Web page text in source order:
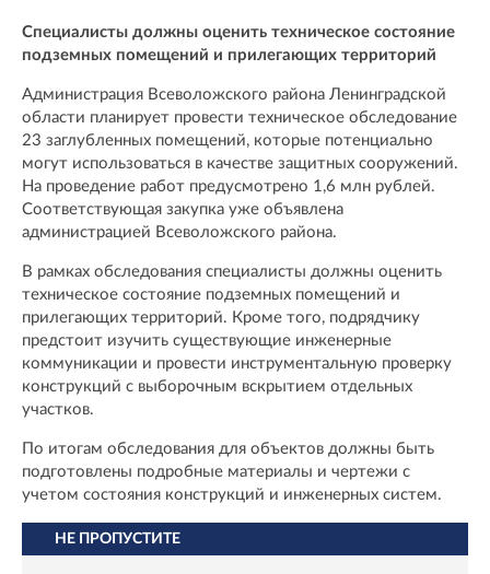
Специалисты должны оценить техническое состояние
подземных помещений и прилегающих территорий
Администрация Всеволожского района Ленинградской
области планирует провести техническое обследование
23 заглубленных помещений, которые потенциально
могут использоваться в качестве защитных сооружений.
На проведение работ предусмотрено 1,6 млн рублей.
Соответствующая закупка уже объявлена
администрацией Всеволожского района.
В рамках обследования специалисты должны оценить
техническое состояние подземных помещений и
прилегающих территорий. Кроме того, подрядчику
предстоит изучить существующие инженерные
коммуникации и провести инструментальную проверку
конструкций с выборочным вскрытием отдельных
участков.
По итогам обследования для объектов должны быть
подготовлены подробные материалы и чертежи с
учетом состояния конструкций и инженерных систем.
НЕ ПРОПУСТИТЕ